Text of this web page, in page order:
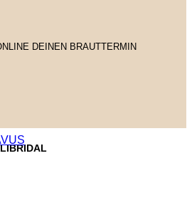
DEINEN BRAUTTERMIN